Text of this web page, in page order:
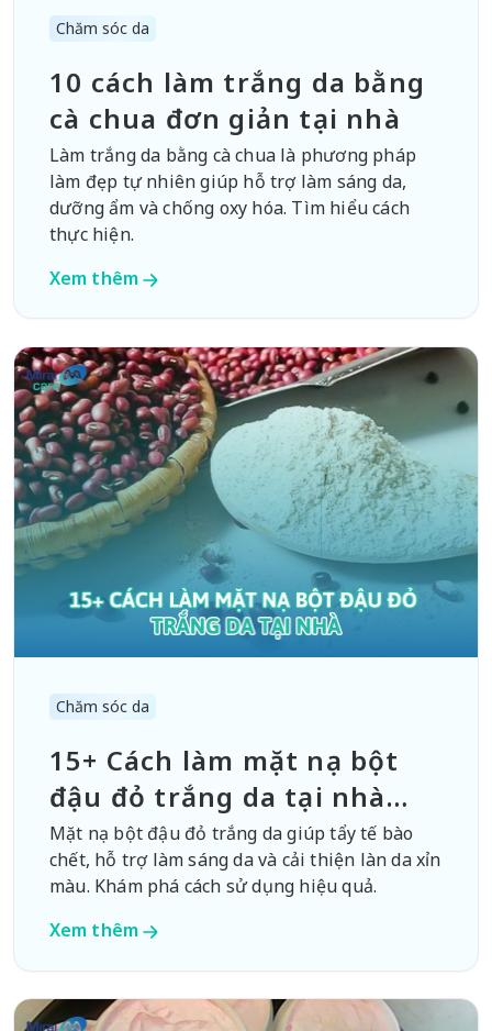
Chăm sóc da
10 cách làm trắng da bằng
cà chua đơn giản tại nhà
Làm trắng da bằng cà chua là phương pháp
làm đẹp tự nhiên giúp hỗ trợ làm sáng da,
dưỡng ẩm và chống oxy hóa. Tìm hiểu cách
thực hiện.
Xem thêm
Chăm sóc da
15+ Cách làm mặt nạ bột
đậu đỏ trắng da tại nhà
đơn giản
Mặt nạ bột đậu đỏ trắng da giúp tẩy tế bào
chết, hỗ trợ làm sáng da và cải thiện làn da xỉn
màu. Khám phá cách sử dụng hiệu quả.
Xem thêm